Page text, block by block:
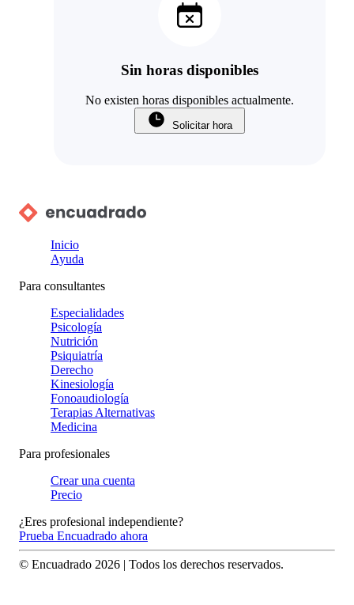
Sin horas disponibles
No existen horas disponibles actualmente.
Solicitar hora
Inicio
Ayuda
Para consultantes
Especialidades
Psicología
Nutrición
Psiquiatría
Derecho
Kinesiología
Fonoaudiología
Terapias Alternativas
Medicina
Para profesionales
Crear una cuenta
Precio
¿Eres profesional independiente?
Prueba Encuadrado ahora
© Encuadrado 2026 | Todos los derechos reservados.